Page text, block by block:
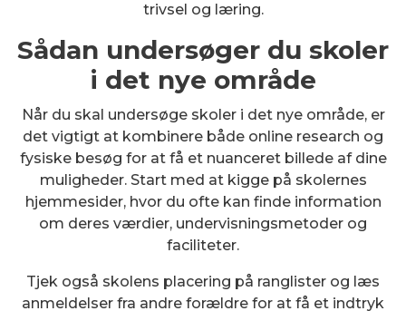
trivsel og læring.
Sådan undersøger du skoler
i det nye område
Når du skal undersøge skoler i det nye område, er
det vigtigt at kombinere både online research og
fysiske besøg for at få et nuanceret billede af dine
muligheder. Start med at kigge på skolernes
hjemmesider, hvor du ofte kan finde information
om deres værdier, undervisningsmetoder og
faciliteter.
Tjek også skolens placering på ranglister og læs
anmeldelser fra andre forældre for at få et indtryk